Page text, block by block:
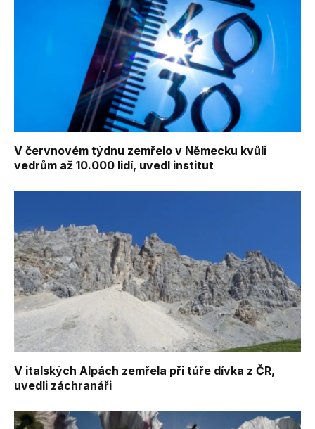
V červnovém týdnu zemřelo v Německu kvůli
vedrům až 10.000 lidí, uvedl institut
V italských Alpách zemřela při túře dívka z ČR,
uvedli záchranáři